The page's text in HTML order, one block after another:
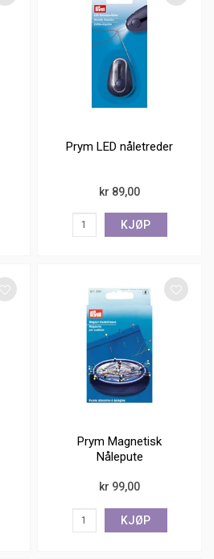
Prym LED nåletreder
kr 89,00
KJØP
Prym Magnetisk
Nålepute
kr 99,00
KJØP